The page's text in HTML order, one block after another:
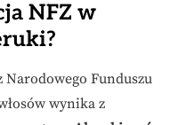
NFZ w
Funduszu
wynika z